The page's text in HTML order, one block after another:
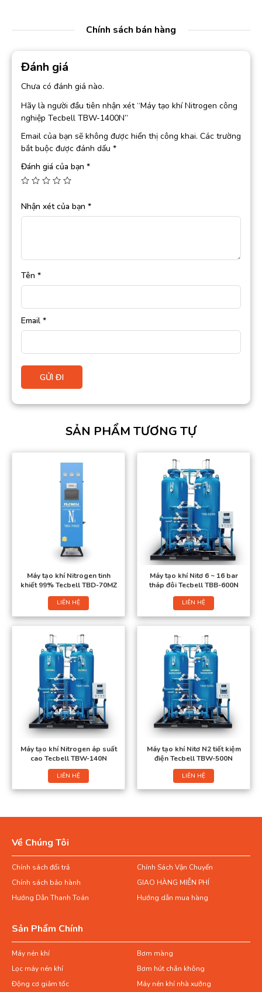
Chính sách bán hàng
Đánh giá
Chưa có đánh giá nào.
Hãy là người đầu tiên nhận xét “Máy tạo khí Nitrogen công
nghiệp Tecbell TBW-1400N”
Email của bạn sẽ không được hiển thị công khai. Các trường
bắt buộc được đánh dấu *
Đánh giá của bạn *
Nhận xét của bạn *
Tên *
Email *
SẢN PHẨM TƯƠNG TỰ
Máy tạo khí Nitrogen tinh
khiết 99% Tecbell TBD-70MZ
LIÊN HỆ
Máy tạo khí Nitơ 6 ~ 16 bar
tháp đôi Tecbell TBB-600N
LIÊN HỆ
Máy tạo khí Nitrogen áp suất
cao Tecbell TBW-140N
LIÊN HỆ
Máy tạo khí Nitơ N2 tiết kiệm
điện Tecbell TBW-500N
LIÊN HỆ
Về Chúng Tôi
Chính sách đổi trả
Chính Sách Vận Chuyển
Chính sách bảo hành
GIAO HÀNG MIỄN PHÍ
Hướng Dẫn Thanh Toán
Hướng dẫn mua hàng
Sản Phẩm Chính
Máy nén khí
Bơm màng
Lọc máy nén khí
Bơm hút chân không
Động cơ giảm tốc
Máy nén khí nhà xưởng